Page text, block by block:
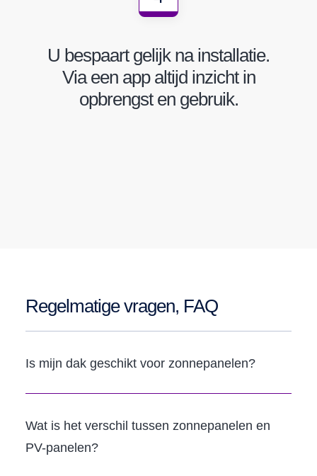
U bespaart gelijk na installatie.
Via een app altijd inzicht in
opbrengst en gebruik.
Regelmatige vragen, FAQ
Is mijn dak geschikt voor zonnepanelen?
Wat is het verschil tussen zonnepanelen en
PV-panelen?